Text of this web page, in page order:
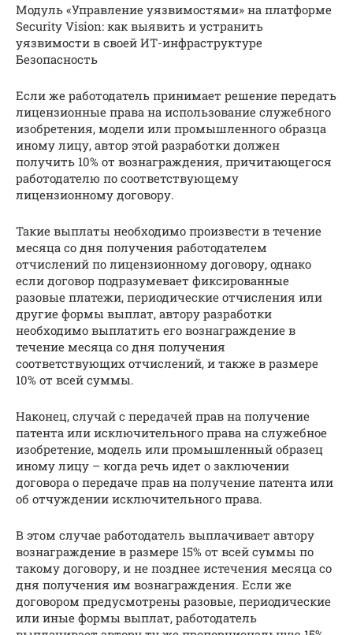
Модуль «Управление уязвимостями» на платформе
Security Vision: как выявить и устранить
уязвимости в своей ИТ-инфраструктуре
Безопасность
Если же работодатель принимает решение передать
лицензионные права на использование служебного
изобретения, модели или промышленного образца
иному лицу, автор этой разработки должен
получить 10% от вознаграждения, причитающегося
работодателю по соответствующему
лицензионному договору.
Такие выплаты необходимо произвести в течение
месяца со дня получения работодателем
отчислений по лицензионному договору, однако
если договор подразумевает фиксированные
разовые платежи, периодические отчисления или
другие формы выплат, автору разработки
необходимо выплатить его вознаграждение в
течение месяца со дня получения
соответствующих отчислений, и также в размере
10% от всей суммы.
Наконец, случай с передачей прав на получение
патента или исключительного права на служебное
изобретение, модель или промышленный образец
иному лицу – когда речь идет о заключении
договора о передаче прав на получение патента или
об отчуждении исключительного права.
В этом случае работодатель выплачивает автору
вознаграждение в размере 15% от всей суммы по
такому договору, и не позднее истечения месяца со
дня получения им вознаграждения. Если же
договором предусмотрены разовые, периодические
или иные формы выплат, работодатель